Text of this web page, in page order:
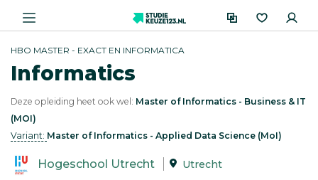
HBO MASTER - EXACT EN INFORMATICA
Informatics
Deze opleiding heet ook wel: Master of Informatics - Business & IT
(MOI)
Variant: Master of Informatics - Applied Data Science (MoI)
Hogeschool Utrecht Utrecht